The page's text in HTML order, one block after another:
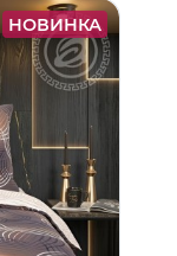
НОВИНКА